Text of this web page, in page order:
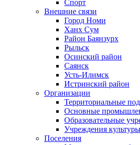
Спорт
Внешние связи
Город Номи
Ханх Сум
Район Баянзурх
Рыльск
Осинский район
Саянск
Усть-Илимск
Истринский район
Организации
Территориальные
Основные
Образовательные
Учреждения
Поселения